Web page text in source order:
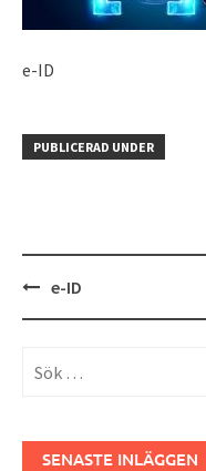
e-ID
PUBLICERAD UNDER
Inläggsnavigering
e-ID
efter:
SENASTE INLÄGGEN